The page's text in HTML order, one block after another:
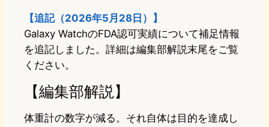
【追記（2026年5月28日）】
Galaxy WatchのFDA認可実績について補足情報
を追記しました。詳細は編集部解説末尾をご覧
ください。
【編集部解説】
体重計の数字が減る。それ自体は目的を達成し